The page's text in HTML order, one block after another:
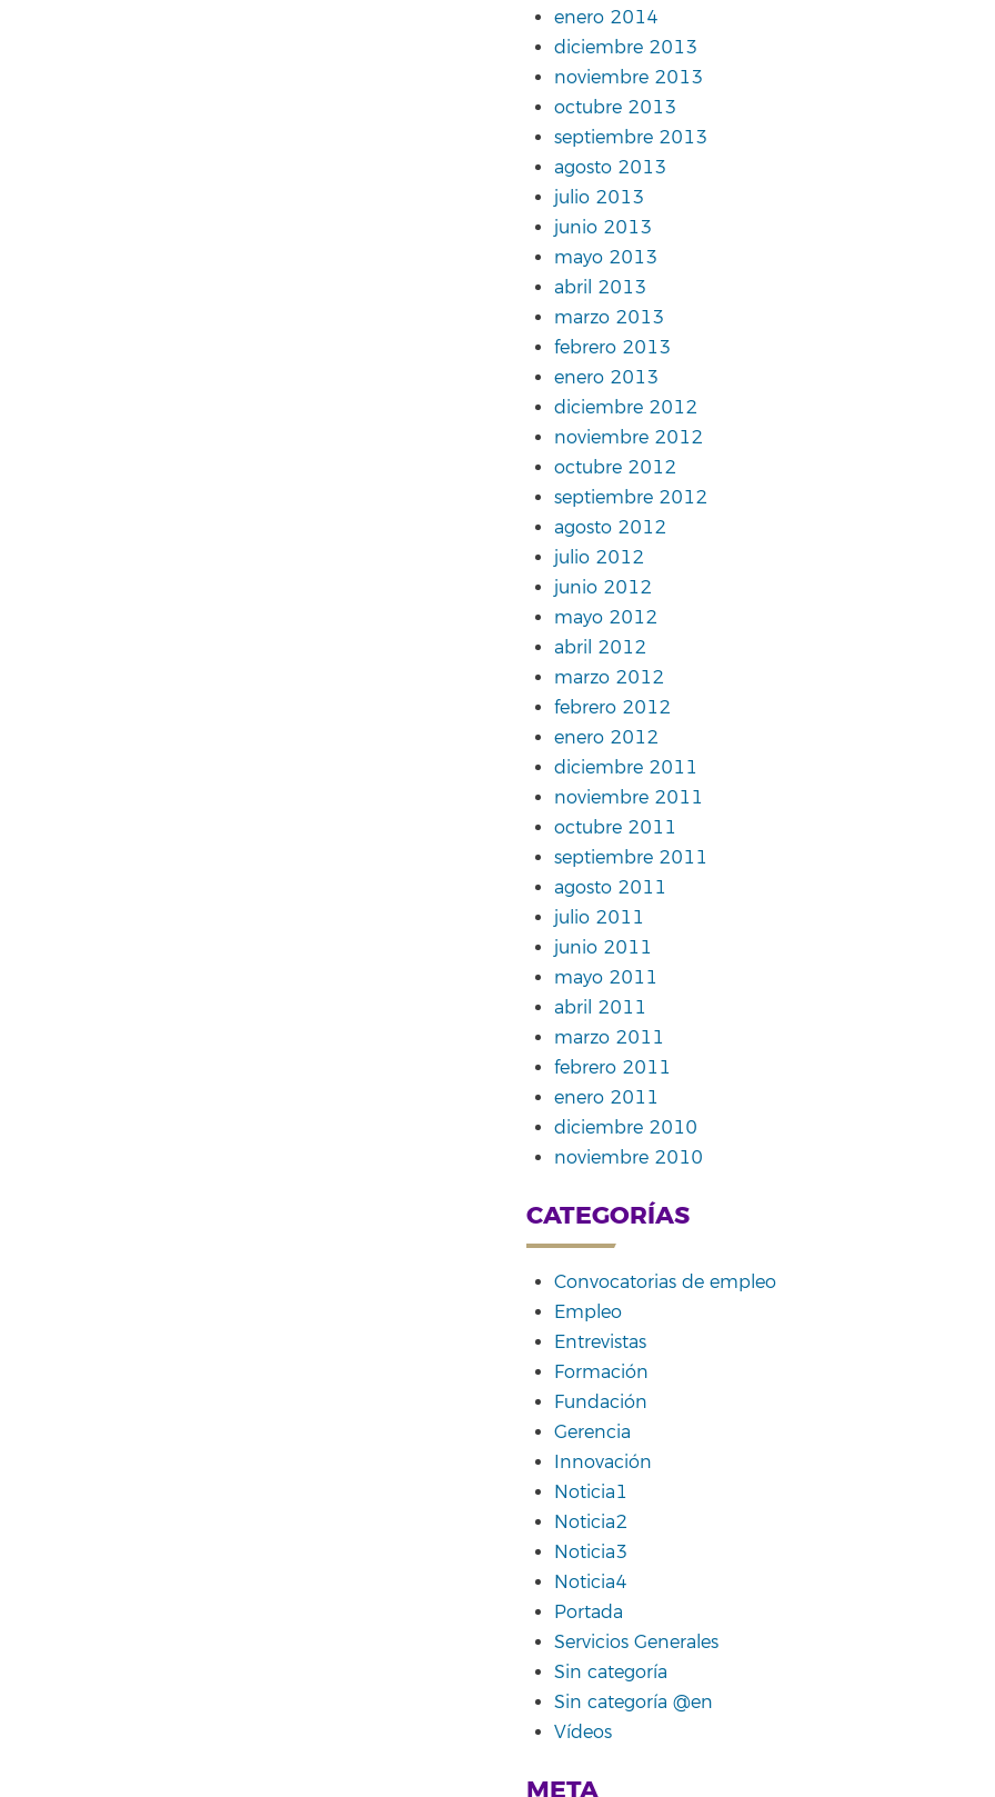
enero 2014
diciembre 2013
noviembre 2013
octubre 2013
septiembre 2013
agosto 2013
julio 2013
junio 2013
mayo 2013
abril 2013
marzo 2013
febrero 2013
enero 2013
diciembre 2012
noviembre 2012
octubre 2012
septiembre 2012
agosto 2012
julio 2012
junio 2012
mayo 2012
abril 2012
marzo 2012
febrero 2012
enero 2012
diciembre 2011
noviembre 2011
octubre 2011
septiembre 2011
agosto 2011
julio 2011
junio 2011
mayo 2011
abril 2011
marzo 2011
febrero 2011
enero 2011
diciembre 2010
noviembre 2010
CATEGORÍAS
Convocatorias de empleo
Empleo
Entrevistas
Formación
Fundación
Gerencia
Innovación
Noticia1
Noticia2
Noticia3
Noticia4
Portada
Servicios Generales
Sin categoría
Sin categoría @en
Vídeos
META